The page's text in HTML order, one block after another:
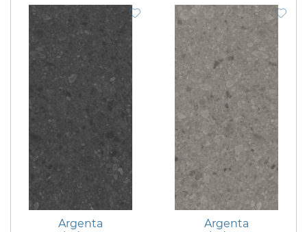
Argenta
Argenta